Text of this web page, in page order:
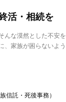
活・相続を
んな漠然とした不安を
、家族が困らないよう
信託・死後事務）